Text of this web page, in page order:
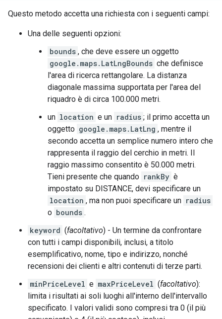
Questo metodo accetta una richiesta con i seguenti campi:
Una delle seguenti opzioni:
bounds , che deve essere un oggetto
google.maps.LatLngBounds che definisce
l'area di ricerca rettangolare. La distanza
diagonale massima supportata per l'area del
riquadro è di circa 100.000 metri.
un location e un radius ; il primo accetta un
oggetto google.maps.LatLng , mentre il
secondo accetta un semplice numero intero che
rappresenta il raggio del cerchio in metri. Il
raggio massimo consentito è 50.000 metri.
Tieni presente che quando rankBy è
impostato su DISTANCE, devi specificare un
location , ma non puoi specificare un radius
o bounds .
keyword (facoltativo) - Un termine da confrontare
con tutti i campi disponibili, inclusi, a titolo
esemplificativo, nome, tipo e indirizzo, nonché
recensioni dei clienti e altri contenuti di terze parti.
minPriceLevel e maxPriceLevel (facoltativo):
limita i risultati ai soli luoghi all'interno dell'intervallo
specificato. I valori validi sono compresi tra 0 (il più